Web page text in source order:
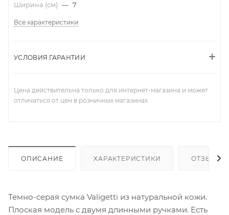
Ширина (см) — 7
Все характеристики
УСЛОВИЯ ГАРАНТИИ
Цена действительна только для интернет-магазина и может
отличаться от цен в розничных магазинах
ОПИСАНИЕ ХАРАКТЕРИСТИКИ ОТЗЫВЫ
Темно-серая сумка Valigetti из натуральной кожи.
Плоская модель с двумя длинными ручками. Есть